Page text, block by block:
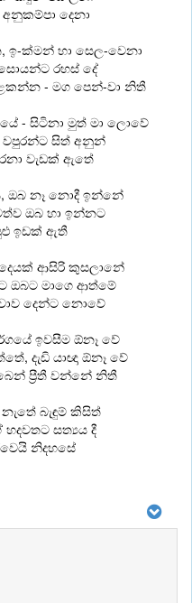
දෙනා
ඉ-ක්මන් හා සෙල-වෙනා
රහස් දේ
- මග පෙන්-වා නිතී
- සිටිනා මුත් මා ලොවේ
සිත් අනුන්
වැඩක් ඇතේ
ඔබ නෑ නොදී ඉන්නේ
ඔබ හා ඉන්නට
ඉඩක් ඇතී
ආසිරි කුසලානේ
ඔබට මාගෙ ආත්මේ
දෙන්ට නොවේ
ඉවසීම ඕනෑ වේ
දැඩි යාඥා ඕනෑ වේ
ප්‍රීතී වන්නේ නිතී
බැඳුම් කිසිත්
සත්‍යය දී
නිදහසේ